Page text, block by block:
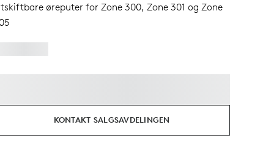
øreputer for Zone 300, Zone 301 og Zone
KONTAKT SALGSAVDELINGEN